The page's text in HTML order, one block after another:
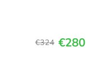
€324 €280